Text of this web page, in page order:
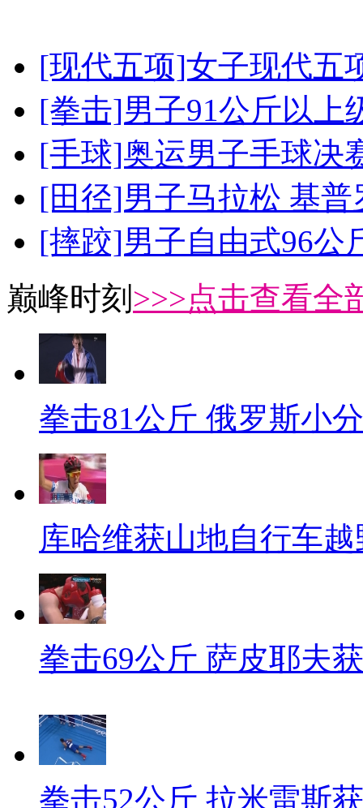
[现代五项]女子现代五
[拳击]男子91公斤以上
[手球]奥运男子手球决
[田径]男子马拉松 基
[摔跤]男子自由式96公
巅峰时刻 >>>点击查看全
拳击81公斤 俄罗斯小
库哈维获山地自行车
拳击69公斤 萨皮耶夫
拳击52公斤 拉米雷斯